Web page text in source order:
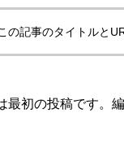
の記事のタイトルと
初の投稿です。